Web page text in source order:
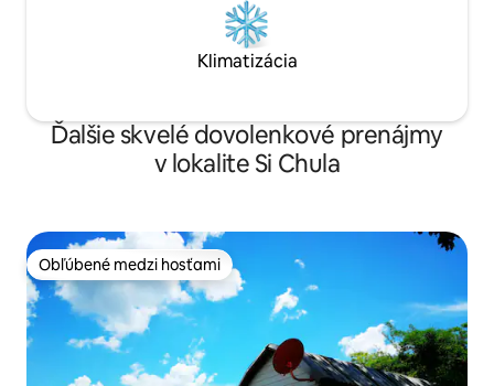
Klimatizácia
Ďalšie skvelé dovolenkové prenájmy
v lokalite Si Chula
Obľúbené medzi hosťami
Obľúbené medzi hosťami